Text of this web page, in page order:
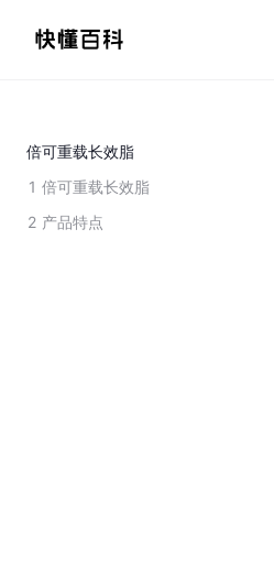
倍可重载长效脂
1 倍可重载长效脂
2 产品特点